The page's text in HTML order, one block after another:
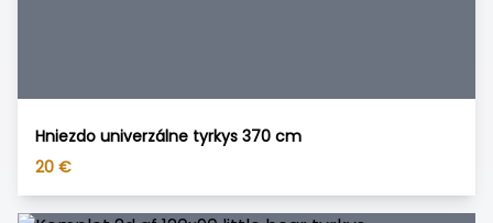
Hniezdo univerzálne tyrkys 370 cm
20 €